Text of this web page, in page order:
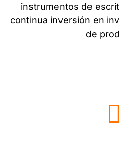
instrumentos de
continua inversión en
de